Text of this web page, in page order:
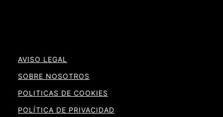
AVISO LEGAL
SOBRE NOSOTROS
POLITICAS DE COOKIES
POLÍTICA DE PRIVACIDAD